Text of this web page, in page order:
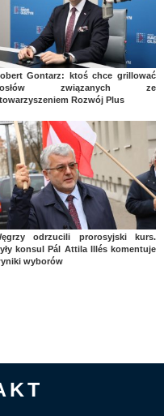
Gontarz: ktoś chce grillować
związanych ze
Rozwój Plus
odrzucili prorosyjski kurs.
konsul Pál Attila Illés komentuje
wyborów